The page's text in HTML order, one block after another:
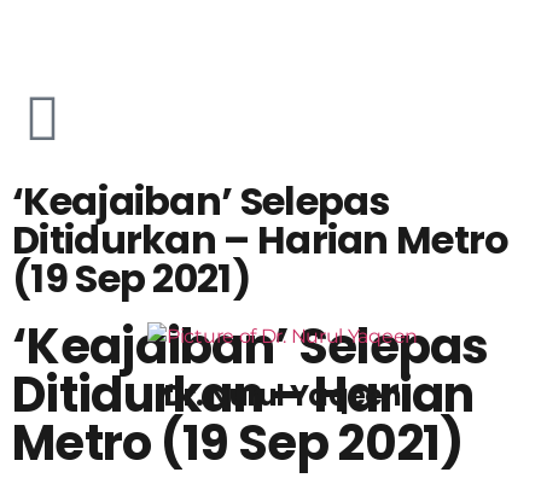
‘Keajaiban’ Selepas
Ditidurkan – Harian Metro
(19 Sep 2021)
Dr. Nurul Yaqeen
‘Keajaiban’ Selepas
Ditidurkan – Harian
Metro (19 Sep 2021)